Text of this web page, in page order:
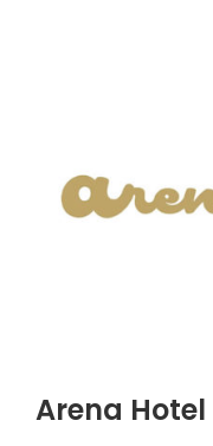
Arena Hotel